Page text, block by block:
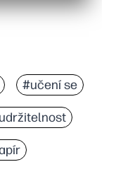
#učení se